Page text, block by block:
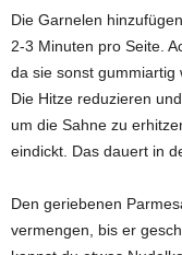
Die Garnelen
2-3 Minuten pro Seite.
da sie sonst gummiartig
Die Hitze reduzieren
um die Sahne zu
eindickt. Das dauert in
Den geriebenen
vermengen, bis er